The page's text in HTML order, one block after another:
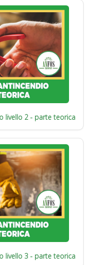
livello 2 - parte teorica
livello 3 - parte teorica